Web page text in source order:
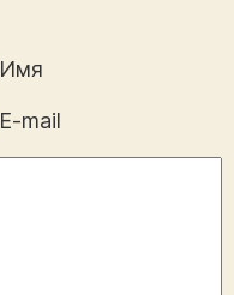
Имя
E-mail